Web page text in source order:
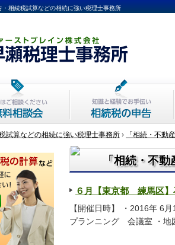
相続税試算などの相続に強い税理士事務所
談会 相続税の申告
試算などの相続に強い税理士事務所 › 「相続・不動
「相続・不
６月【東京都 練馬区
【開催日時】 ・2016年 6
プランニング 会議室 ・地